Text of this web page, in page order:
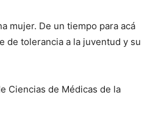
mujer. De un tiempo para acá
de tolerancia a la juventud y su
Ciencias de Médicas de la